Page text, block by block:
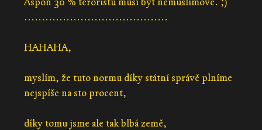
.........................................
HAHAHA,
myslím, že tuto normu díky státní správě plníme
nejspíše na sto procent,
díky tomu jsme ale tak blbá země,